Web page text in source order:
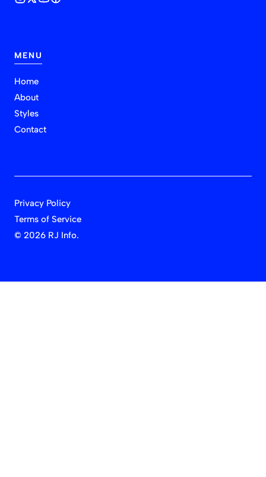
MENU
Home
About
Styles
Contact
© 2026 RJ Info.
Privacy Policy
Terms of Service